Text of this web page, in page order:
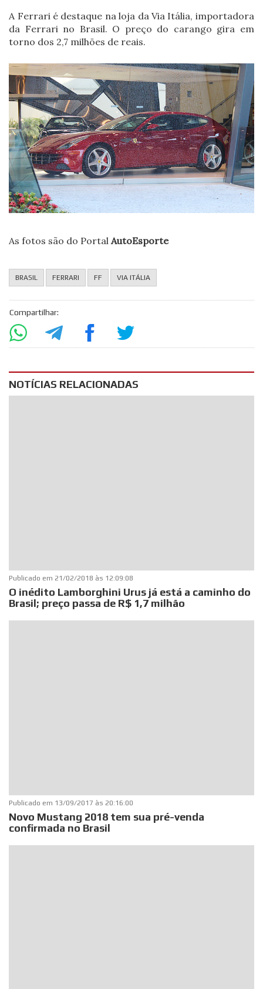
A Ferrari é destaque na loja da Via Itália, importadora
da Ferrari no Brasil. O preço do carango gira em
torno dos 2,7 milhões de reais.
As fotos são do PortalAutoEsporte
BRASIL FERRARI FF VIA ITÁLIA
Compartilhar:
NOTÍCIAS RELACIONADAS
Publicado em 21/02/2018 às 12:09:08
O inédito Lamborghini Urus já está a caminho do
Brasil; preço passa de R$ 1,7 milhão
Publicado em 13/09/2017 às 20:16:00
Novo Mustang 2018 tem sua pré-venda
confirmada no Brasil